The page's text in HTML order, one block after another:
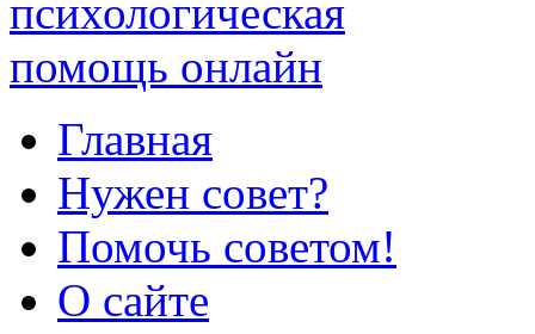
Главная
Нужен совет?
Помочь советом!
О сайте